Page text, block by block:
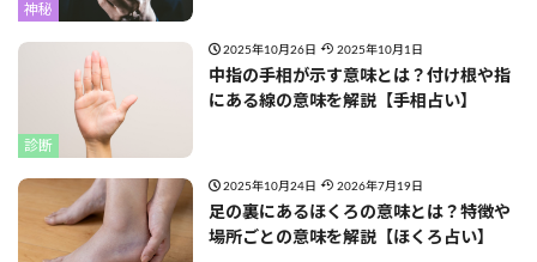
神秘
診断
2025年10月26日 2025年10月1日
中指の手相が示す意味とは？付け根や指
にある線の意味を解説【手相占い】
2025年10月24日 2026年7月19日
足の裏にあるほくろの意味とは？特徴や
場所ごとの意味を解説【ほくろ占い】